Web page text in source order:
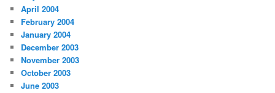
April 2004
February 2004
January 2004
December 2003
November 2003
October 2003
June 2003